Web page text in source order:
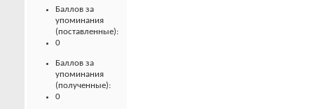
Баллов за
упоминания
(поставленные):
0
Баллов за
упоминания
(полученные):
0